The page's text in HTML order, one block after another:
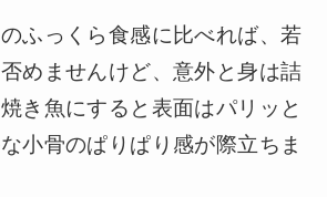
ふっくら食感に比べれば、若
めませんけど、意外と身は詰
き魚にすると表面はパリッと
小骨のぱりぱり感が際立ちま